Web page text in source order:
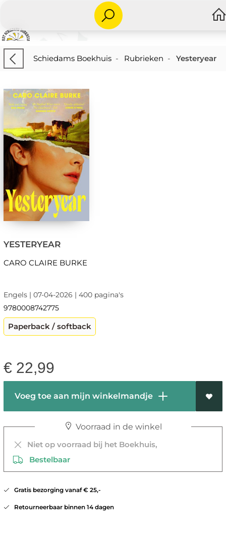
Schiedams Boekhuis- Rubrieken - Yesteryear
YESTERYEAR
CARO CLAIRE BURKE
Engels | 07-04-2026 | 400 pagina's
9780008742775
Paperback / softback
€ 22,99
Voeg toe aan mijn winkelmandje
Voorraad in de winkel
Niet op voorraad bij het Boekhuis,
Bestelbaar
Gratis bezorging vanaf € 25,-
Retourneerbaar binnen 14 dagen